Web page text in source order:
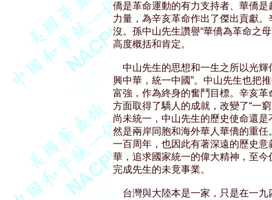
僑是革命運動的有力支持者、華僑
力量，為辛亥革命作出了傑出貢獻
沒。孫中山先生讚譽“華僑為革命之
高度概括和肯定。
中山先生的思想和一生之所以光
興中華，統一中國”。中山先生也把
富強，作為終身的奮鬥目標。辛亥
方面取得了驕人的成就，改變了“一
尚未統一，中山先生的歷史使命還是
然是兩岸同胞和海外華人華僑的重
一百周年，也因此有著深遠的歷史
華，追求國家統一的偉大精神，至
完成先生的未竟事業。
台灣與大陸本是一家，只是在一